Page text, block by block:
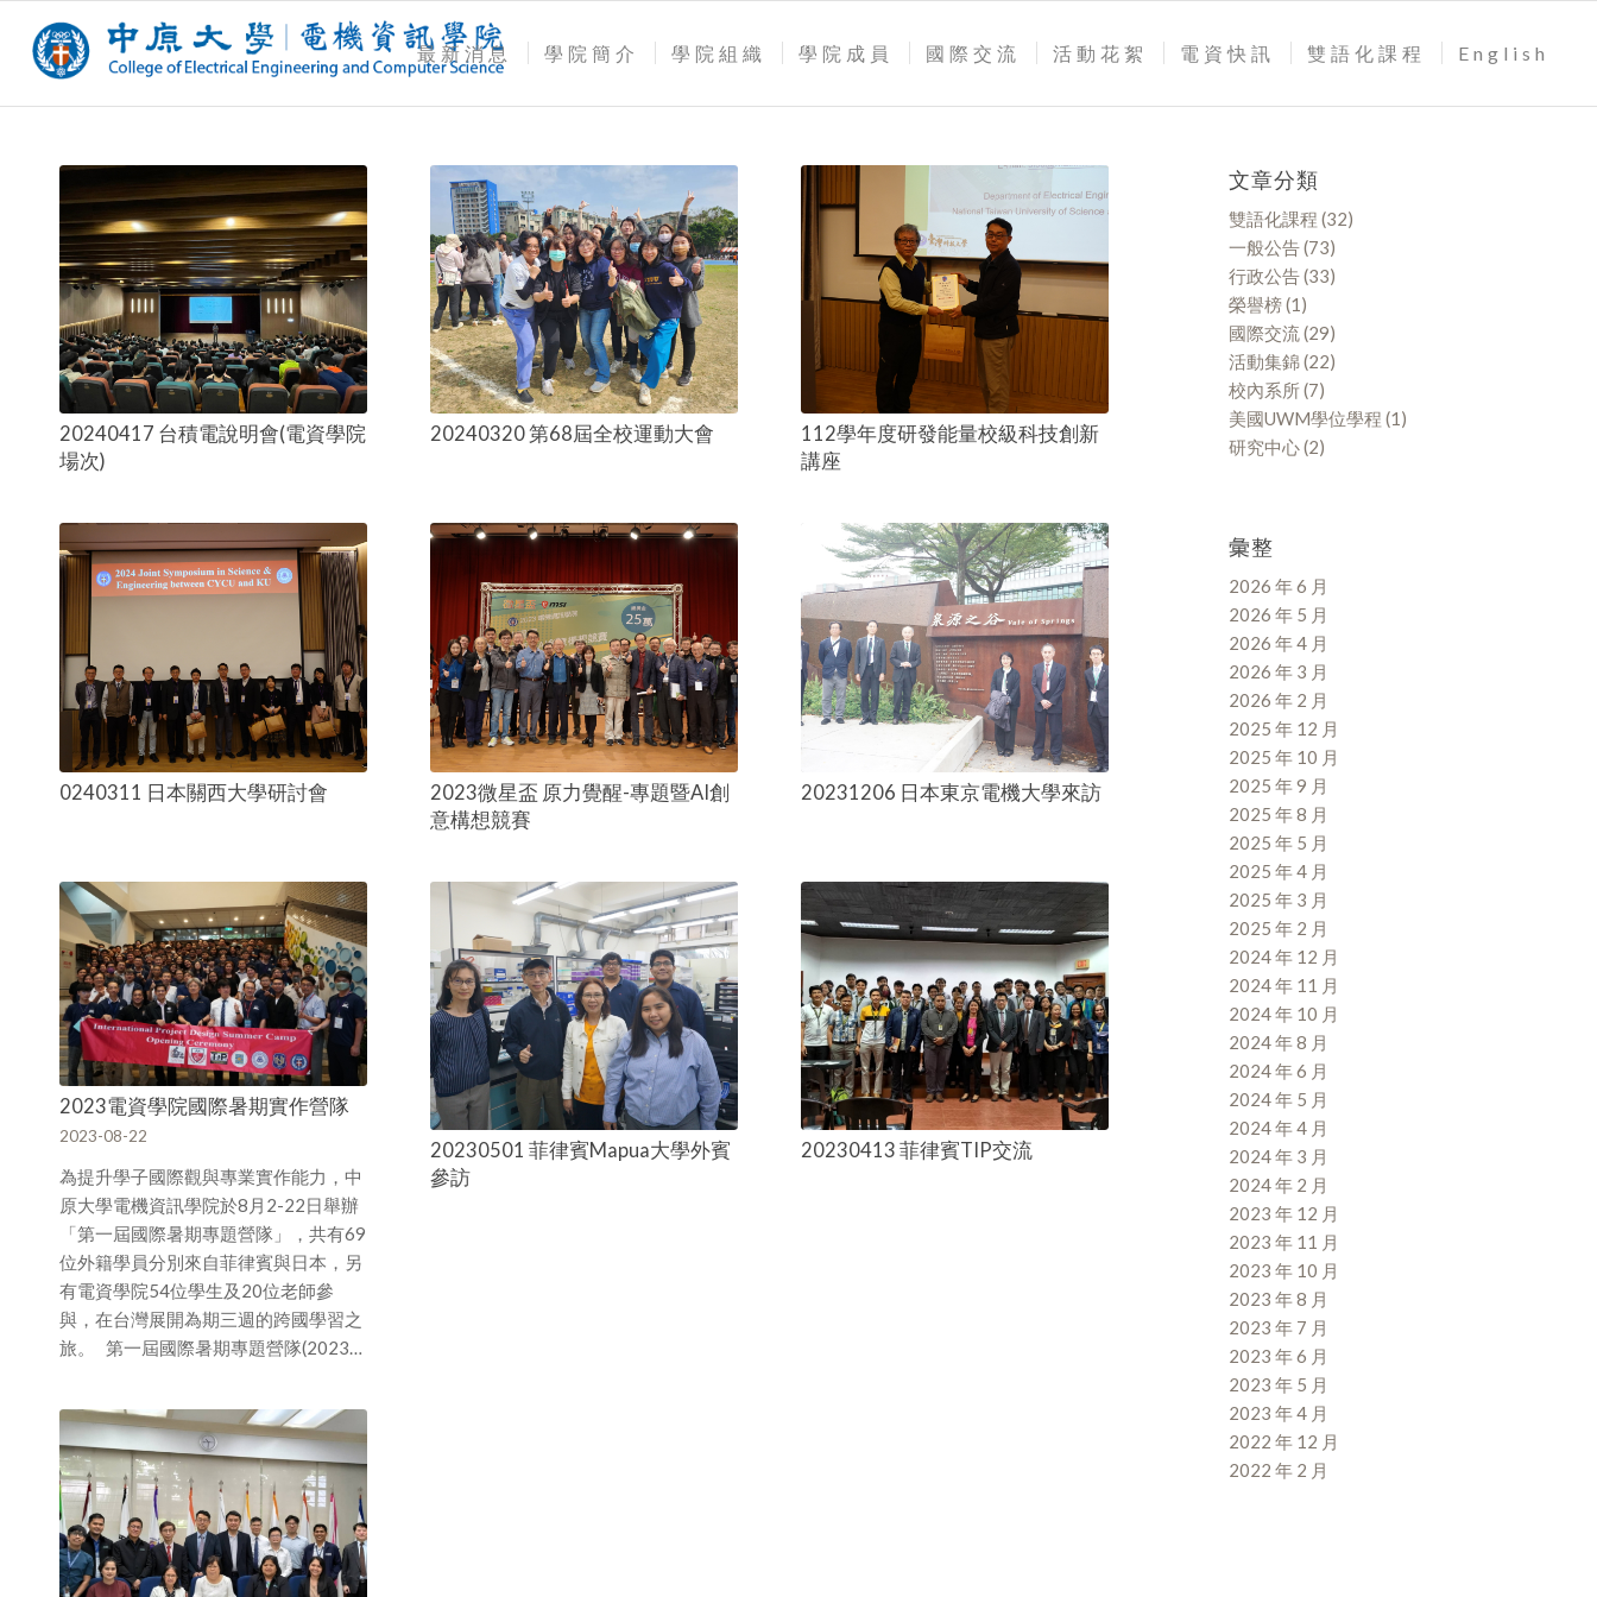
最新消息 學院簡介 學院組織 學院成員 國際交流 活動花絮 電資快訊 雙語化課程 English
20240417 台積電說明會(電資學院
場次)
20240320 第68屆全校運動大會
112學年度研發能量校級科技創新
講座
0240311 日本關西大學研討會
2023微星盃 原力覺醒-專題暨AI創
意構想競賽
20231206 日本東京電機大學來訪
2023電資學院國際暑期實作營隊
2023-08-22
為提升學子國際觀與專業實作能力，中
原大學電機資訊學院於8月2-22日舉辦
「第一屆國際暑期專題營隊」，共有69
位外籍學員分別來自菲律賓與日本，另
有電資學院54位學生及20位老師參
與，在台灣展開為期三週的跨國學習之
旅。 第一屆國際暑期專題營隊(2023…
20230501 菲律賓Mapua大學外賓
參訪
20230413 菲律賓TIP交流
文章分類
雙語化課程 (32)
一般公告(73)
行政公告(33)
榮譽榜(1)
國際交流(29)
活動集錦(22)
校內系所(7)
美國UWM學位學程 (1)
研究中心(2)
彙整
2026 年 6 月
2026 年 5 月
2026 年 4 月
2026 年 3 月
2026 年 2 月
2025 年 12 月
2025 年 10 月
2025 年 9 月
2025 年 8 月
2025 年 5 月
2025 年 4 月
2025 年 3 月
2025 年 2 月
2024 年 12 月
2024 年 11 月
2024 年 10 月
2024 年 8 月
2024 年 6 月
2024 年 5 月
2024 年 4 月
2024 年 3 月
2024 年 2 月
2023 年 12 月
2023 年 11 月
2023 年 10 月
2023 年 8 月
2023 年 7 月
2023 年 6 月
2023 年 5 月
2023 年 4 月
2022 年 12 月
2022 年 2 月